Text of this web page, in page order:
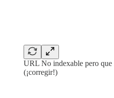
URL No indexable pero que
(¡corregir!)